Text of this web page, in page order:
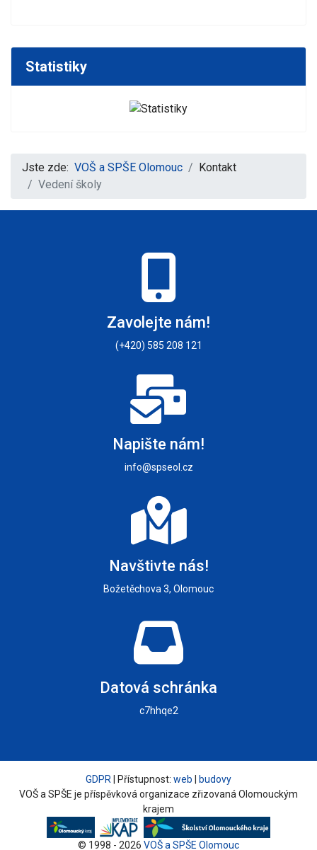
Statistiky
Jste zde: VOŠ a SPŠE Olomouc
Kontakt
Vedení školy
Zavolejte nám!
(+420) 585 208 121
Napište nám!
info@spseol.cz
Navštivte nás!
Božetěchova 3, Olomouc
Datová schránka
c7hhqe2
© 1998 - 2026 VOŠ a SPŠE Olomouc
VOŠ a SPŠE je příspěvková organizace zřizovaná Olomouckým
krajem
GDPR | Přístupnost: web budovy